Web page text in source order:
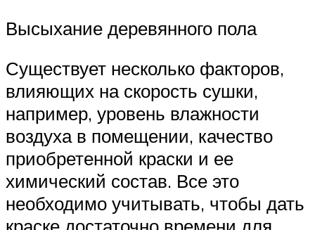
Высыхание деревянного пола
Существует несколько факторов,
влияющих на скорость сушки,
например, уровень влажности
воздуха в помещении, качество
приобретенной краски и ее
химический состав. Все это
необходимо учитывать, чтобы дать